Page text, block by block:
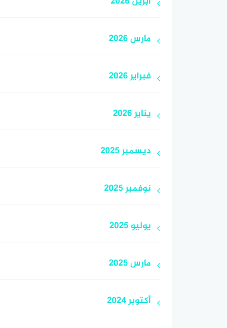
مارس 2026
فبراير 2026
يناير 2026
ديسمبر 2025
نوفمبر 2025
يوليو 2025
مارس 2025
أكتوبر 2024